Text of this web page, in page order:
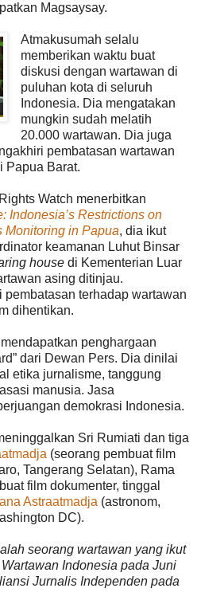
Magsaysay.
Atmakusumah selalu
memberikan waktu buat
diskusi dengan wartawan di
puluhan kota di seluruh
Indonesia. Dia mengatakan
mungkin sudah melatih
20.000 wartawan. Dia juga
pembatasan wartawan
Papua Barat.
Watch menerbitkan
Indonesia’s Restrictions on
Monitoring in Papua, dia ikut
keamanan Luhut Binsar
house di Kementerian Luar
asing ditinjau.
terhadap wartawan
dihentikan.
penghargaan
dari Dewan Pers. Dia dinilai
etika jurnalisme, tanggung
manusia. Jasa
demokrasi Indonesia.
Sri Rumiati dan tiga
(seorang pembuat film
Tangerang Selatan), Rama
film dokumenter, tinggal
Astraatmadja (astronom,
DC).
seorang wartawan yang ikut
Indonesia pada Juni
Jurnalis Independen pada